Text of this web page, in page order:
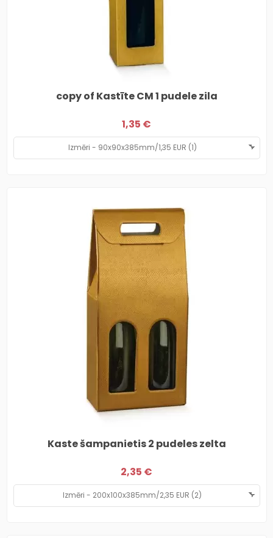
copy of Kastīte CM 1 pudele zila
1,35 €
Kaste šampanietis 2 pudeles zelta
2,35 €